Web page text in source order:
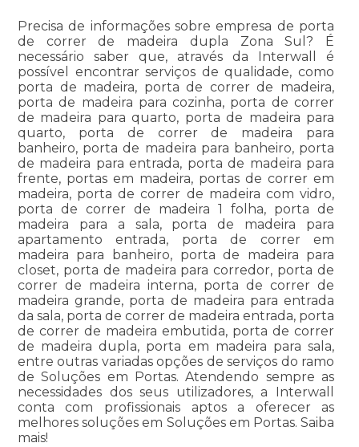
Precisa de informações sobre empresa de porta
de correr de madeira dupla Zona Sul? É
necessário saber que, através da Interwall é
possível encontrar serviços de qualidade, como
porta de madeira, porta de correr de madeira,
porta de madeira para cozinha, porta de correr
de madeira para quarto, porta de madeira para
quarto, porta de correr de madeira para
banheiro, porta de madeira para banheiro, porta
de madeira para entrada, porta de madeira para
frente, portas em madeira, portas de correr em
madeira, porta de correr de madeira com vidro,
porta de correr de madeira 1 folha, porta de
madeira para a sala, porta de madeira para
apartamento entrada, porta de correr em
madeira para banheiro, porta de madeira para
closet, porta de madeira para corredor, porta de
correr de madeira interna, porta de correr de
madeira grande, porta de madeira para entrada
da sala, porta de correr de madeira entrada, porta
de correr de madeira embutida, porta de correr
de madeira dupla, porta em madeira para sala,
entre outras variadas opções de serviços do ramo
de Soluções em Portas. Atendendo sempre as
necessidades dos seus utilizadores, a Interwall
conta com profissionais aptos a oferecer as
melhores soluções em Soluções em Portas. Saiba
mais!